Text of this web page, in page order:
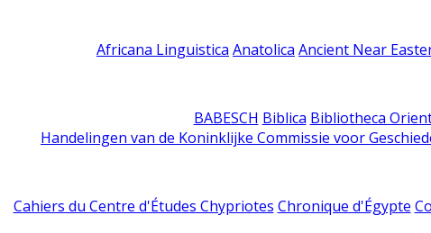
Africana Linguistica Anatolica Ancient Near
BABESCH Biblica Bibliotheca
Handelingen van de Koninklijke Commissie voor
Cahiers du Centre d'Études Chypriotes Chronique d'Égypte